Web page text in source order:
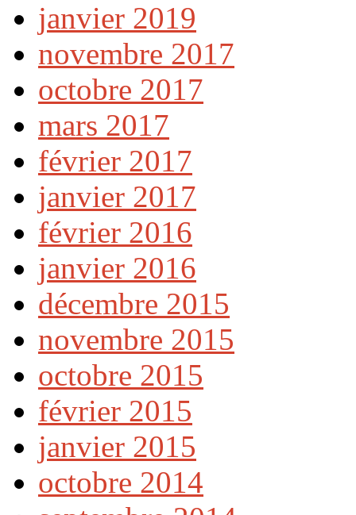
janvier 2019
novembre 2017
octobre 2017
mars 2017
février 2017
janvier 2017
février 2016
janvier 2016
décembre 2015
novembre 2015
octobre 2015
février 2015
janvier 2015
octobre 2014